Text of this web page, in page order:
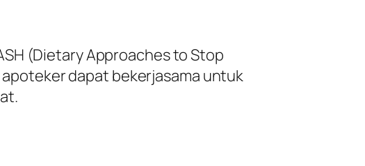
(Dietary Approaches to Stop
dapat bekerjasama untuk